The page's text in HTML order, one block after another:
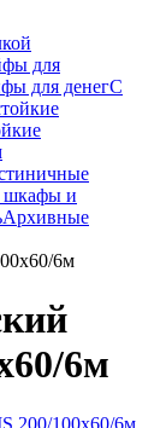
для
для денегС
шкафы и
Архивные
6м
6м